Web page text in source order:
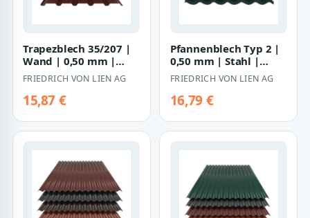
Trapezblech 35/207 |
Wand | 0,50 mm |
Stahl | 60 µm
PURAMID
FRIEDRICH VON LIEN AG
15,87 €
Pfannenblech Typ 2 |
0,50 mm | Stahl |
Modullänge 350 mm |
60 µm PURAM…
FRIEDRICH VON LIEN AG
16,79 €